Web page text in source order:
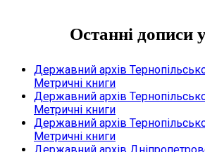
Останні дописи
Державний архів
Метричні книги
Державний архів
Метричні книги
Державний архів
Метричні книги